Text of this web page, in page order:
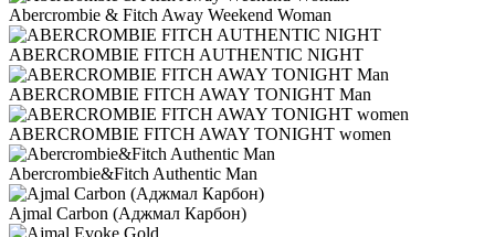
Abercrombie & Fitch Away Weekend Woman
ABERCROMBIE FITCH AUTHENTIC NIGHT
ABERCROMBIE FITCH AWAY TONIGHT Man
ABERCROMBIE FITCH AWAY TONIGHT women
Abercrombie&Fitch Authentic Man
Ajmal Carbon (Аджмал Карбон)